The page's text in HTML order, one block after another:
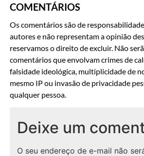
COMENTÁRIOS
Os comentários são de
autores e não representam a opinião
reservamos o direito de excluir. Não
comentários que envolvam crimes de
falsidade ideológica, multiplicidade de
mesmo IP ou invasão de privacidade
qualquer pessoa.
Deixe um
O seu endereço de e-mail não